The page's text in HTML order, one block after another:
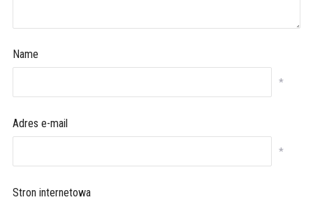
Name
*
Adres e-mail
*
Stron internetowa